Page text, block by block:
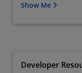
Show Me
Developer